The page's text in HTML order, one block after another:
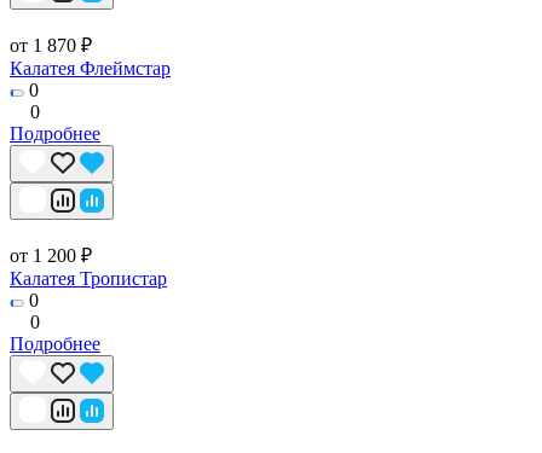
от 1 870 ₽
Калатея Флеймстар
0
0
Подробнее
от 1 200 ₽
Калатея Тропистар
0
0
Подробнее